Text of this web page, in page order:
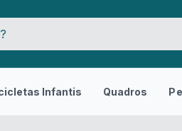
Infantis Quadros